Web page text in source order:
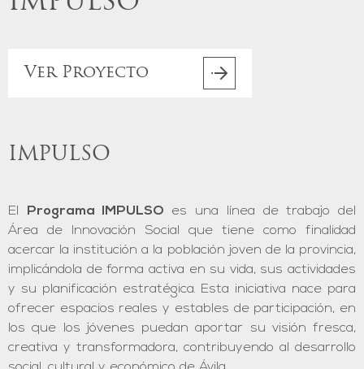
Ver Proyecto
IMPULSO
El Programa IMPULSO es una línea de trabajo del
Área de Innovación Social que tiene como finalidad
acercar la institución a la población joven de la provincia,
implicándola de forma activa en su vida, sus actividades
y su planificación estratégica. Esta iniciativa nace para
ofrecer espacios reales y estables de participación, en
los que los jóvenes puedan aportar su visión fresca,
creativa y transformadora, contribuyendo al desarrollo